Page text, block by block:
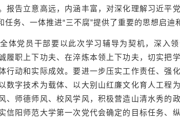
报告立意高远，内涵丰富，对深化理解习近平
务、一体推进“三不腐”提供了重要的思想启迪
体党员干部要以此次学习辅导为契机，深入
履职上下功夫、在淬炼本领上下功夫，切实把
行动和实际成效。要进一步压实工作责任、强
数字技术为载体、以大别山红廉文化育人工程
、师德师风、校风学风，积极营造山清水秀的
信阳师范大学第一次党代会确定的目标任务、